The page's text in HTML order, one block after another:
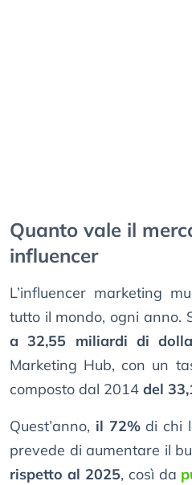
Quanto vale il
influencer
L’influencer marketing
tutto il mondo, ogni anno.
a 32,55 miliardi di
Marketing Hub, con un
composto dal 2014 del
Quest’anno, il 72%di chi
prevede di aumentare il
rispetto al 2025, così da